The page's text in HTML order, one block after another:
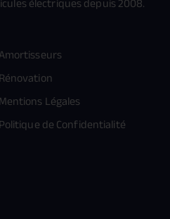
Amortisseurs
Rénovation
Mentions Légales
Politique de Confidentialité